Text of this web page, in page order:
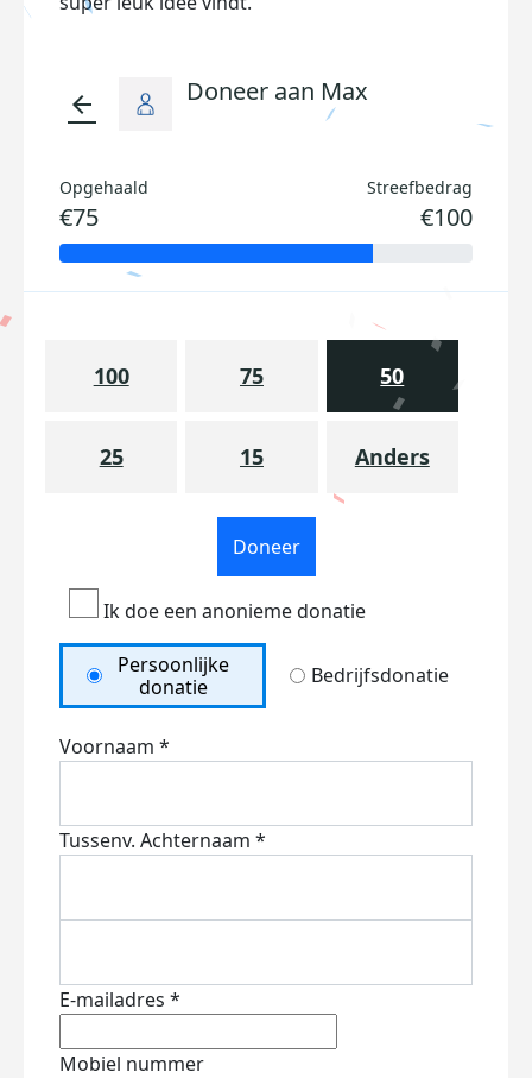
arrow_back Doneer aan Max
Opgehaald
€75
Streefbedrag
€100
100 75 50
25 15 Anders
Doneer
Ik doe een anonieme donatie
Persoonlijke
donatie
Bedrijfsdonatie
Voornaam *
Tussenv. Achternaam *
E-mailadres *
Mobiel nummer